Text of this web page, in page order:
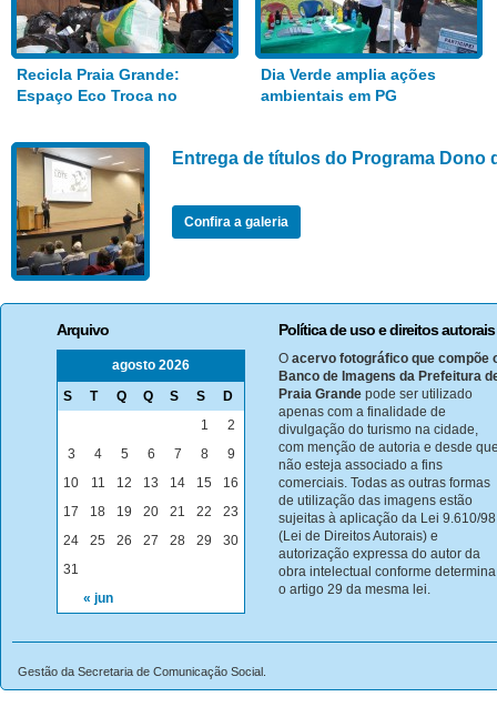
Recicla Praia Grande:
Espaço Eco Troca no
Dia Verde amplia ações
ambientais em PG
Entrega de títulos do Programa Dono
Confira a galeria
Arquivo
agosto 2026
S
T Q Q S S D
« jun
1
2
3
4 5 6 7 8
9
10
11 12 13 14 15
16
17
18 19 20 21 22
23
24
25 26 27 28 29
30
31
Política de uso e direitos autorais
O acervo fotográfico que compõe
Banco de Imagens da Prefeitura
Praia Grande pode ser utilizado
apenas com a finalidade de
divulgação do turismo na cidade,
com menção de autoria e desde
não esteja associado a fins
comerciais. Todas as outras formas
de utilização das imagens estão
sujeitas à aplicação da Lei 9.610/98
(Lei de Direitos Autorais) e
autorização expressa do autor da
obra intelectual conforme determina
o artigo 29 da mesma lei.
Gestão da Secretaria de Comunicação Social.